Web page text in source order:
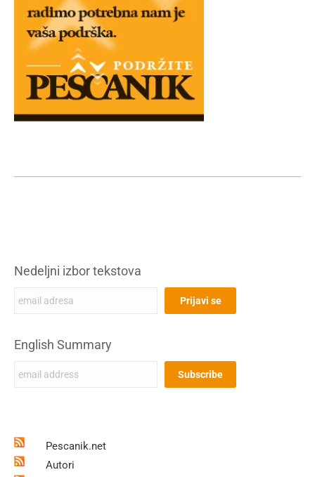
Nedeljni izbor tekstova
English Summary
Pescanik.net
Autori